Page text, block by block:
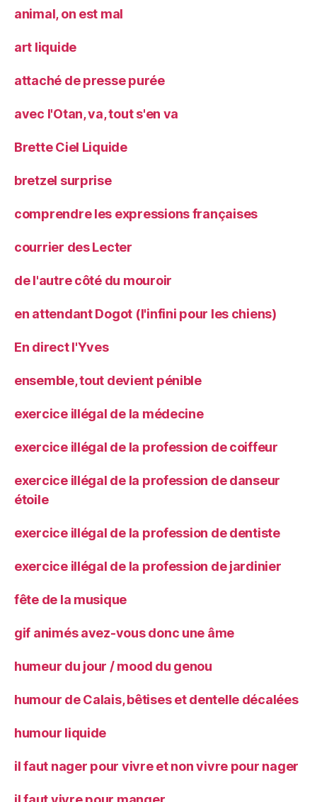
animal, on est mal
art liquide
attaché de presse purée
avec l'Otan, va, tout s'en va
Brette Ciel Liquide
bretzel surprise
comprendre les expressions françaises
courrier des Lecter
de l'autre côté du mouroir
en attendant Dogot (l'infini pour les chiens)
En direct l'Yves
ensemble, tout devient pénible
exercice illégal de la médecine
exercice illégal de la profession de coiffeur
exercice illégal de la profession de danseur
étoile
exercice illégal de la profession de dentiste
exercice illégal de la profession de jardinier
fête de la musique
gif animés avez-vous donc une âme
humeur du jour / mood du genou
humour de Calais, bêtises et dentelle décalées
humour liquide
il faut nager pour vivre et non vivre pour nager